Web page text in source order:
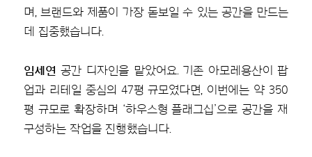
며, 브랜드와 제품이 가장 돋보일 수 있는 공간을 만드는
데 집중했습니다.
임세연 공간 디자인을 맡았어요. 기존 아모레용산이 팝
업과 리테일 중심의 47평 규모였다면, 이번에는 약 350
평 규모로 확장하며 ‘하우스형 플래그십’으로 공간을 재
구성하는 작업을 진행했습니다.